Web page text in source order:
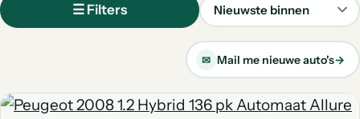
☰ Filters
Sorteren
✉ Mail me nieuwe auto's→